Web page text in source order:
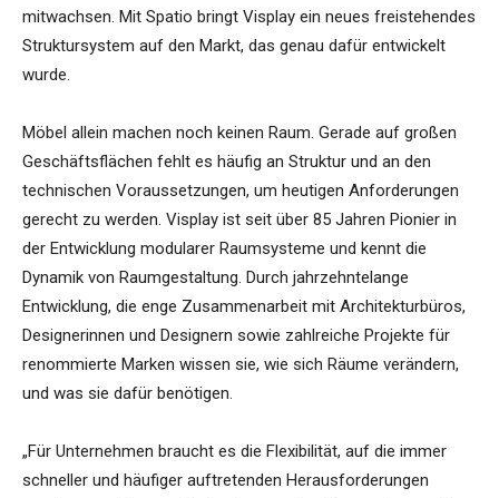
mitwachsen. Mit Spatio bringt Visplay ein neues freistehendes
Struktursystem auf den Markt, das genau dafür entwickelt
wurde.
Möbel allein machen noch keinen Raum. Gerade auf großen
Geschäftsflächen fehlt es häufig an Struktur und an den
technischen Voraussetzungen, um heutigen Anforderungen
gerecht zu werden. Visplay ist seit über 85 Jahren Pionier in
der Entwicklung modularer Raumsysteme und kennt die
Dynamik von Raumgestaltung. Durch jahrzehntelange
Entwicklung, die enge Zusammenarbeit mit Architekturbüros,
Designerinnen und Designern sowie zahlreiche Projekte für
renommierte Marken wissen sie, wie sich Räume verändern,
und was sie dafür benötigen.
„Für Unternehmen braucht es die Flexibilität, auf die immer
schneller und häufiger auftretenden Herausforderungen